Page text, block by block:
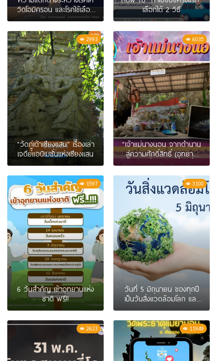
วิดโอมิครอน และโรคไข้เลือด
ออก
เลือกได้ 2 วิธี
2993
“วัดกู่เต้าเชียงแสน” เรื่องเล่า
เจดีย์แอนิเมชั่นแห่งเชียงแสน
6035
“เจ้าแม่นางนอน จากตำนาน
สู่ความศักดิ์สิทธิ์ (อุทยาน
แห่งชาติถ้ำหลวง – ขุนน้ำ
นางนอน จ.เชียงราย)
1597
6 วันสำคัญ เข้าอุทยานแห่ง
ชาติ ฟรี!!
3100
วันที่ 5 มิถุนายน ของทุกปี
เป็นวันสิ่งแวดล้อมโลก และ
วันข้าวและชาวนาแห่งชาติ
2623 11949